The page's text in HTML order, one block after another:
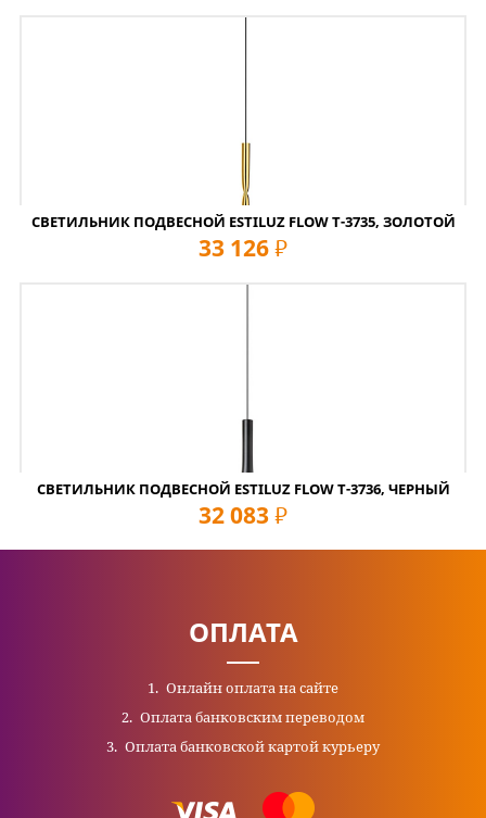
СВЕТИЛЬНИК ПОДВЕСНОЙ ESTILUZ FLOW T-3735, ЗОЛОТОЙ
33 126 руб
СВЕТИЛЬНИК ПОДВЕСНОЙ ESTILUZ FLOW T-3736, ЧЕРНЫЙ
32 083 руб
ОПЛАТА
Онлайн оплата на сайте
Оплата банковским переводом
Оплата банковской картой курьеру